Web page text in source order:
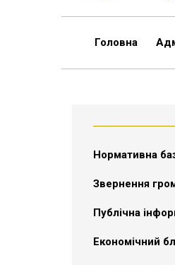
Головна
Нормативна
Звернення
Публічна
Економічний